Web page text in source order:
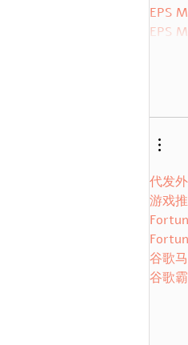
EPS
EPS
代发
游戏
谷歌
谷歌